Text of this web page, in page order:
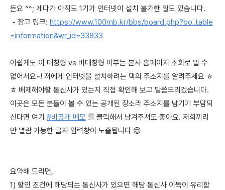
든요 ^^; 게다가 아직도 1기가 인터넷이 설치 불가한 일도 있습니다.
- 참고 링크: https://www.100mb.kr/bbs/board.php?bo_table
=information&wr_id=33833
아쉽게도 이 대칭형 vs 비대칭형 여부는 본사 홈페이지 조회로 알 수
없어서요~! 저에게 인터넷을 설치하려는 댁의 주소지를 알려주세요 ㅎ
ㅎ 배제해야할 통신사가 있는지 직접 확인해 보고 말씀드리겠습니다.
이곳은 모든 분들이 볼 수 있는 공개된 장소라 주소지를 남기기 부담되
신다면 여기 #비공개 메모 를 클릭해서 남겨주셔도 좋아요. 저희끼리
만 열람 가능한 글자 입력창이 노출됩니다 😍
요약해 드리면,
1) 할인 조건에 해당되는 통신사가 있으면 해당 통신사 이득이 유리합